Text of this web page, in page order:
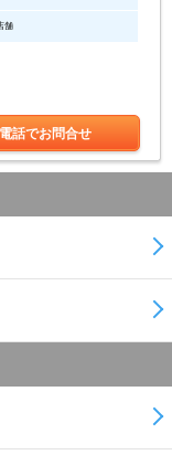
舗
電話でお問合せ